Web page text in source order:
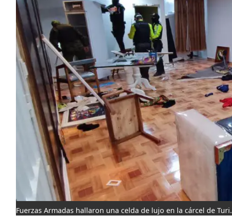
Fuerzas Armadas hallaron una celda de lujo en la cárcel de Turi.